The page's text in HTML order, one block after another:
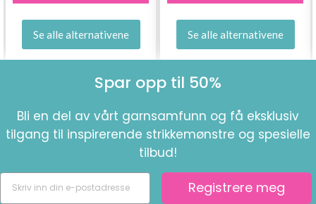
Se alle alternativene Se alle alternativene
Spar opp til 50%
Bli en del av vårt garnsamfunn og få eksklusiv
tilgang til inspirerende strikkemønstre og spesielle
tilbud!
Registrere meg